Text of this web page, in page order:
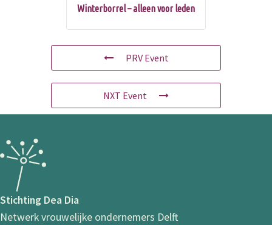
Winterborrel – alleen voor leden
PRV Event
NXT Event
Stichting Dea Dia
Netwerk vrouwelijke ondernemers Delft